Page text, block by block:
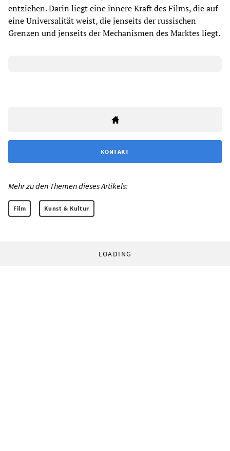
entziehen. Darin liegt eine innere Kraft des Films, die auf
eine Universalität weist, die jenseits der russischen
Grenzen und jenseits der Mechanismen des Marktes liegt.
KONTAKT
Mehr zu den Themen dieses Artikels:
Film Kunst & Kultur
LOADING